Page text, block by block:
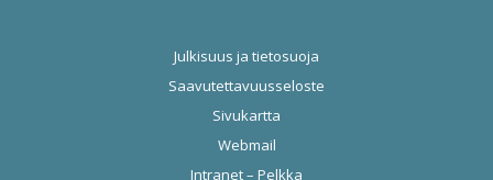
Julkisuus ja tietosuoja
Saavutettavuusseloste
Sivukartta
Webmail
Intranet – Pelkka